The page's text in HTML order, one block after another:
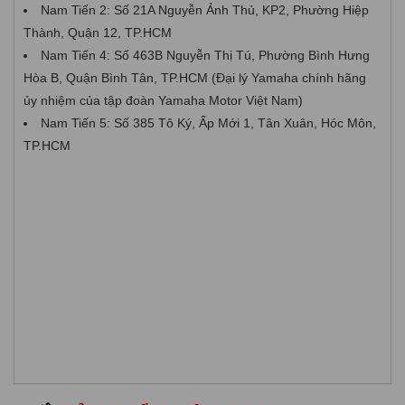
Nam Tiến 2: Số 21A Nguyễn Ảnh Thủ, KP2, Phường Hiệp
Thành, Quận 12, TP.HCM
Nam Tiến 4: Số 463B Nguyễn Thị Tú, Phường Bình Hưng
Hòa B, Quận Bình Tân, TP.HCM (Đại lý Yamaha chính hãng
ủy nhiệm của tập đoàn Yamaha Motor Việt Nam)
Nam Tiến 5: Số 385 Tô Ký, Ấp Mới 1, Tân Xuân, Hóc Môn,
TP.HCM